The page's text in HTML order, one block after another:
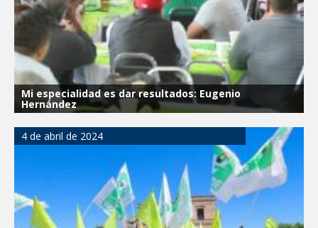
Mi especialidad es dar resultados: Eugenio
Hernández
4 de abril de 2024